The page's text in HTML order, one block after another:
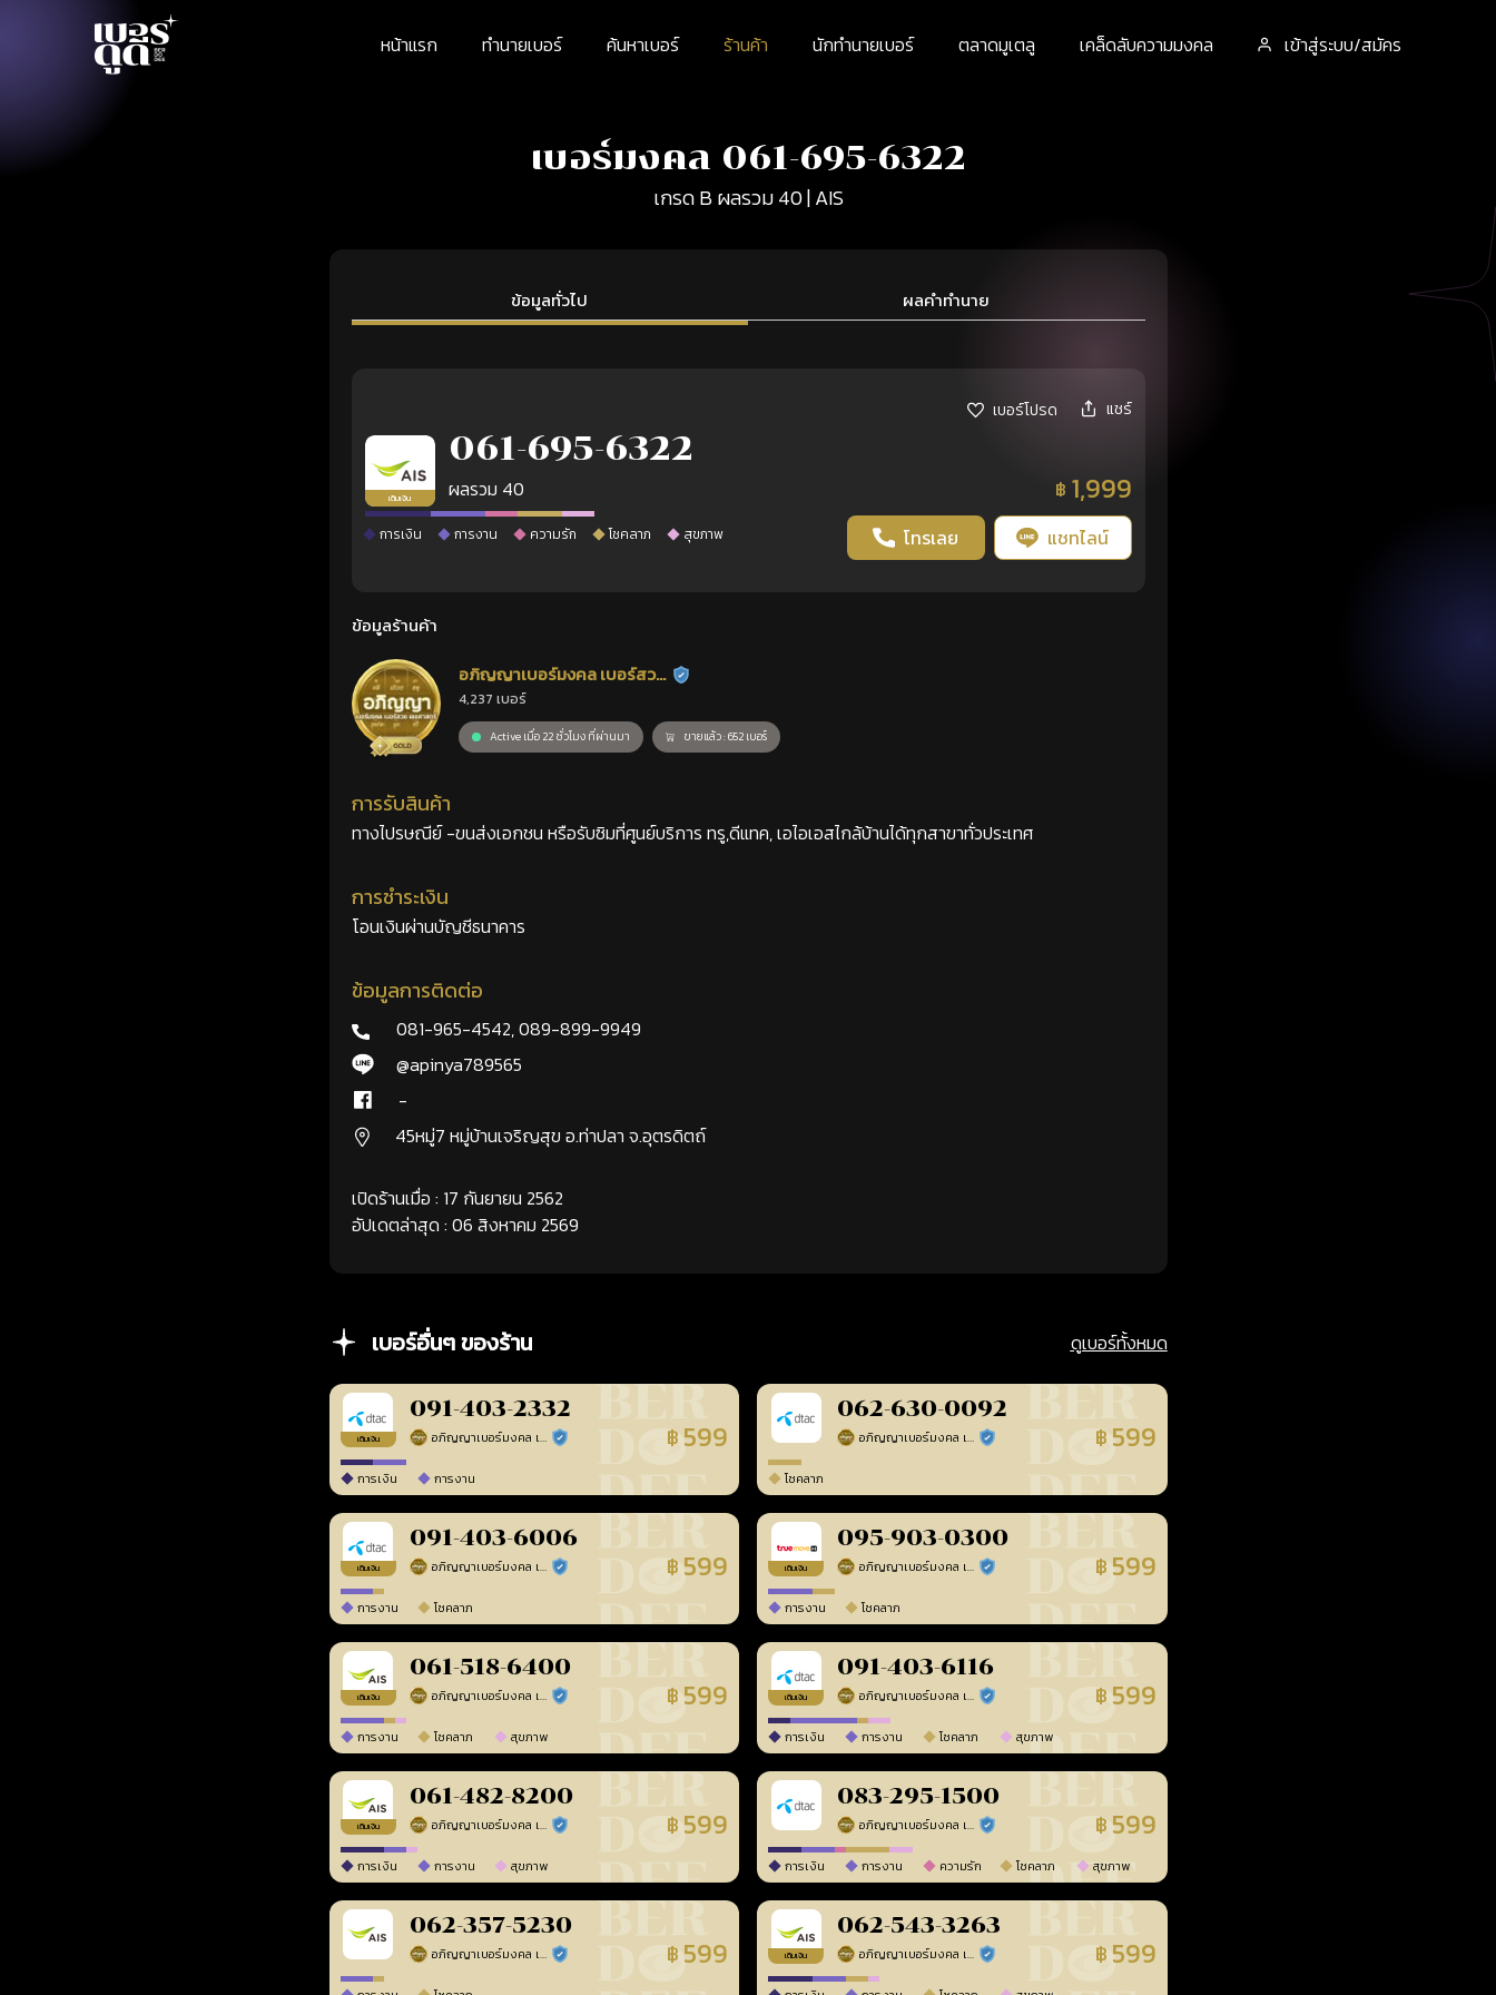
หน้าแรก ทำนายเบอร์ ค้นหาเบอร์ ร้านค้า นักทำนายเบอร์ ตลาดมูเตลู เคล็ดลับความมงคล เข้าสู่ระบบ/สมัคร
เบอร์มงคล 061-695-6322
เกรด B ผลรวม 40 | AIS
ข้อมูลทั่วไป ผลคำทำนาย
เบอร์โปรด แชร์
เติมเงิน
061-695-6322
ผลรวม 40 ฿ 1,999
การเงิน การงาน ความรัก โชคลาภ สุขภาพ โทรเลย แชทไลน์
ข้อมูลร้านค้า
อภิญญาเบอร์มงคล เบอร์สวย
เลขศาสตร์
ร้านยืนยันแล้ว
4,237 เบอร์
Active เมื่อ 22 ชั่วโมง ที่ผ่านมา ขายแล้ว : 652 เบอร์
การรับสินค้า
ทางไปรษณีย์ -ขนส่งเอกชน หรือรับซิมที่ศูนย์บริการ ทรู,ดีแทค, เอไอเอสไกล้บ้านได้ทุกสาขาทั่วประเทศ
การชำระเงิน
โอนเงินผ่านบัญชีธนาคาร
ข้อมูลการติดต่อ
081-965-4542,089-899-9949
@apinya789565
-
45หมู่7 หมู่บ้านเจริญสุข อ.ท่าปลา จ.อุตรดิตถ์
เปิดร้านเมื่อ : 17 กันยายน 2562
อัปเดตล่าสุด : 06 สิงหาคม 2569
เบอร์อื่นๆ ของร้าน ดูเบอร์ทั้งหมด
เติมเงิน
091-403-2332
อภิญญาเบอร์มงคล เบอร์สวยเลขศาสตร์ ร้านยืนยันแล้ว ฿ 599
การเงิน การงาน
062-630-0092
อภิญญาเบอร์มงคล เบอร์สวยเลขศาสตร์ ร้านยืนยันแล้ว ฿ 599
โชคลาภ
เติมเงิน
091-403-6006
อภิญญาเบอร์มงคล เบอร์สวยเลขศาสตร์ ร้านยืนยันแล้ว ฿ 599
การงาน โชคลาภ
เติมเงิน
095-903-0300
อภิญญาเบอร์มงคล เบอร์สวยเลขศาสตร์ ร้านยืนยันแล้ว ฿ 599
การงาน โชคลาภ
เติมเงิน
061-518-6400
อภิญญาเบอร์มงคล เบอร์สวยเลขศาสตร์ ร้านยืนยันแล้ว ฿ 599
การงาน โชคลาภ สุขภาพ
เติมเงิน
091-403-6116
อภิญญาเบอร์มงคล เบอร์สวยเลขศาสตร์ ร้านยืนยันแล้ว ฿ 599
การเงิน การงาน โชคลาภ สุขภาพ
เติมเงิน
061-482-8200
อภิญญาเบอร์มงคล เบอร์สวยเลขศาสตร์ ร้านยืนยันแล้ว ฿ 599
การเงิน การงาน สุขภาพ
083-295-1500
อภิญญาเบอร์มงคล เบอร์สวยเลขศาสตร์ ร้านยืนยันแล้ว ฿ 599
การเงิน การงาน ความรัก โชคลาภ สุขภาพ
062-357-5230
อภิญญาเบอร์มงคล เบอร์สวยเลขศาสตร์ ร้านยืนยันแล้ว ฿ 599 เติมเงิน
062-543-3263
อภิญญาเบอร์มงคล เบอร์สวยเลขศาสตร์ ร้านยืนยันแล้ว ฿ 599